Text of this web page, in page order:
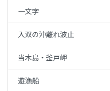
一文字
入双の沖離れ波止
当木島・釜戸岬
遊漁船